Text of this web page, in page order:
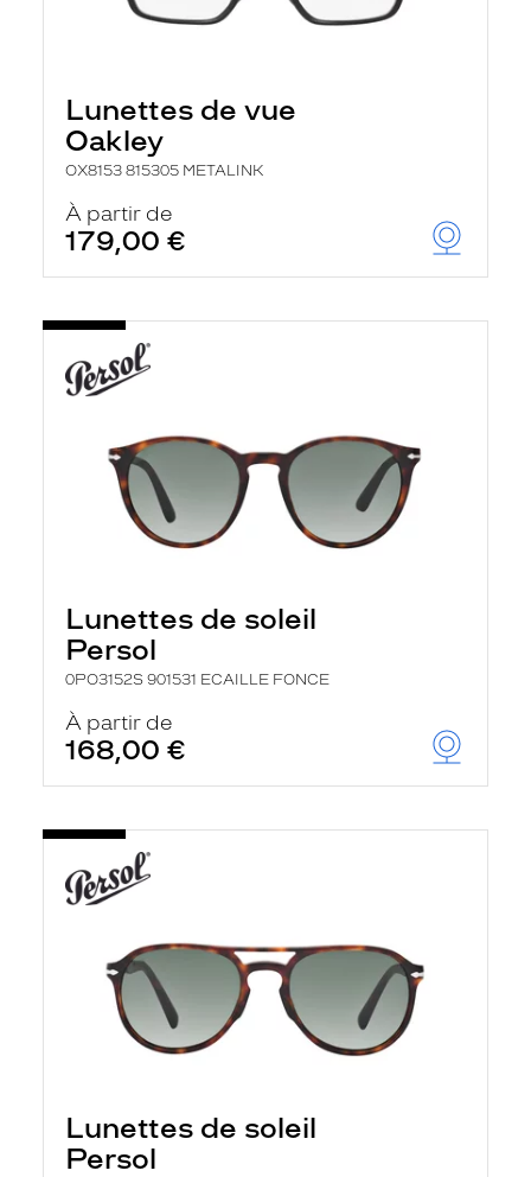
Lunettes de vue
Oakley
OX8153 815305 METALINK
À partir de
179,00 €
Lunettes de soleil
Persol
0PO3152S 901531 ECAILLE FONCE
À partir de
168,00 €
Lunettes de soleil
Persol